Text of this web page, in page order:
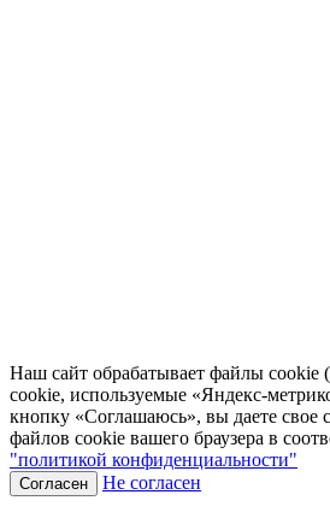
Наш сайт обрабатывает файлы cookie
cookie, используемые «Яндекс-
кнопку «Соглашаюсь», вы даете свое
файлов cookie вашего браузера в
"политикой конфиденциальности"
Согласен Не согласен